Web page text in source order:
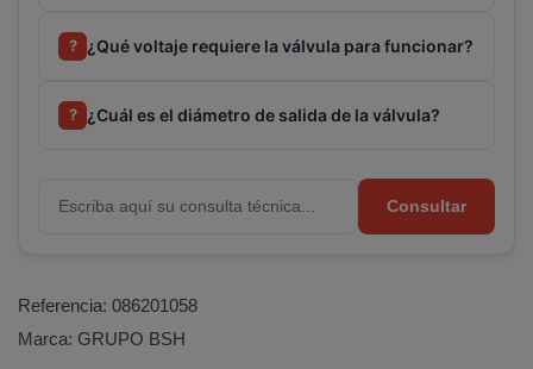
? ¿Qué voltaje requiere la válvula para funcionar?
? ¿Cuál es el diámetro de salida de la válvula?
Consultar
Referencia: 086201058
Marca: GRUPO BSH